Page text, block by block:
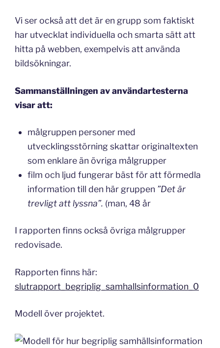
Vi ser också att det är en grupp som faktiskt
har utvecklat individuella och smarta sätt att
hitta på webben, exempelvis att använda
bildsökningar.
Sammanställningen av användartesterna
visar att:
målgruppen personer med
utvecklingsstörning skattar originaltexten
som enklare än övriga målgrupper
film och ljud fungerar bäst för att förmedla
information till den här gruppen ”Det är
trevligt att lyssna”. (man, 48 år
I rapporten finns också övriga målgrupper
redovisade.
Rapporten finns här:
slutrapport_begriplig_samhallsinformation_0
Modell över projektet.